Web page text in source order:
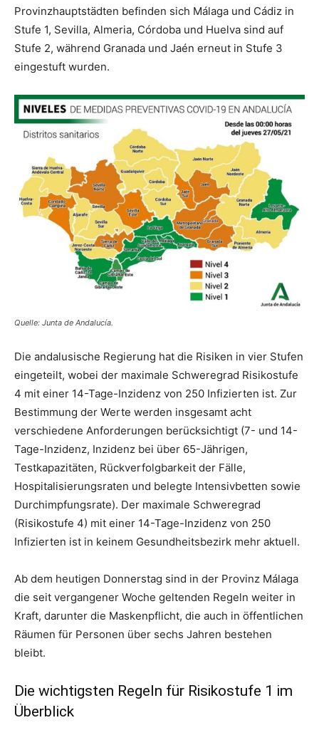
Provinzhauptstädten befinden sich Málaga und Cádiz in
Stufe 1, Sevilla, Almeria, Córdoba und Huelva sind auf
Stufe 2, während Granada und Jaén erneut in Stufe 3
eingestuft wurden.
Quelle: Junta de Andalucía.
Die andalusische Regierung hat die Risiken in vier Stufen
eingeteilt, wobei der maximale Schweregrad Risikostufe
4 mit einer 14-Tage-Inzidenz von 250 Infizierten ist. Zur
Bestimmung der Werte werden insgesamt acht
verschiedene Anforderungen berücksichtigt (7- und 14-
Tage-Inzidenz, Inzidenz bei über 65-Jährigen,
Testkapazitäten, Rückverfolgbarkeit der Fälle,
Hospitalisierungsraten und belegte Intensivbetten sowie
Durchimpfungsrate). Der maximale Schweregrad
(Risikostufe 4) mit einer 14-Tage-Inzidenz von 250
Infizierten ist in keinem Gesundheitsbezirk mehr aktuell.
Ab dem heutigen Donnerstag sind in der Provinz Málaga
die seit vergangener Woche geltenden Regeln weiter in
Kraft, darunter die Maskenpflicht, die auch in öffentlichen
Räumen für Personen über sechs Jahren bestehen
bleibt.
Die wichtigsten Regeln für Risikostufe 1 im
Überblick